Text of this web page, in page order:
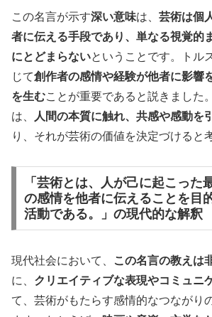
この名言が示す深い意味は、 芸術は個
者に伝える手段であり、単なる視覚的
にとどまらないということです。トル
じて創作者の感情や経験が他者に影響
を生むことが重要であると説きました
は、
人間の本質に触れ、共感や感動を
り、それが芸術の価値を決定づけると
「芸術とは、人が己に起こった
の感情を他者に伝えることを目
活動である。」の現代的な解釈
現代社会において、 この名言の教えは
に、 クリエイティブな表現やコミュニ
て、芸術がもたらす感情的なつながり